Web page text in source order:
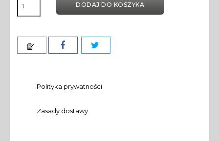
DODAJ DO KOSZYKA
Polityka prywatności
Zasady dostawy